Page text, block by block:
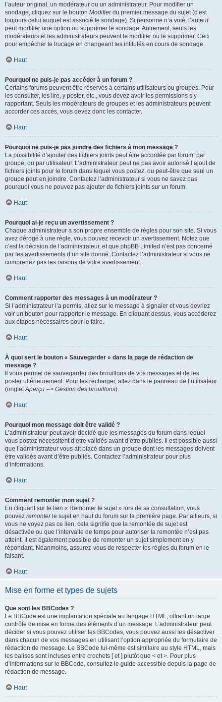
l’auteur original, un modérateur ou un administrateur. Pour modifier un
sondage, cliquez sur le bouton Modifierdu premier message du sujet (c’est
toujours celui auquel est associé le sondage). Si personne n’a voté, l’auteur
peut modifier une option ou supprimer le sondage. Autrement, seuls les
modérateurs et les administrateurs peuvent le modifier ou le supprimer. Ceci
pour empêcher le trucage en changeant les intitulés en cours de sondage.
Haut
Pourquoi ne puis-je pas accéder à un forum ?
Certains forums peuvent être réservés à certains utilisateurs ou groupes. Pour
les consulter, les lire, y poster, etc., vous devez avoir les permissions s’y
rapportant. Seuls les modérateurs de groupes et les administrateurs peuvent
accorder ces accès, vous devez donc les contacter.
Haut
Pourquoi ne puis-je pas joindre des fichiers à mon message ?
La possibilité d’ajouter des fichiers joints peut être accordée par forum, par
groupe, ou par utilisateur. L’administrateur peut ne pas avoir autorisé l’ajout de
fichiers joints pour le forum dans lequel vous postez, ou peut-être que seul un
groupe peut en joindre. Contactez l’administrateur si vous ne savez pas
pourquoi vous ne pouvez pas ajouter de fichiers joints sur un forum.
Haut
Pourquoi ai-je reçu un avertissement ?
Chaque administrateur a son propre ensemble de règles pour son site. Si vous
avez dérogé à une règle, vous pouvez recevoir un avertissement. Notez que
c’est la décision de l’administrateur, et que phpBB Limited n’est pas concerné
par les avertissements d’un site donné. Contactez l’administrateur si vous ne
comprenez pas les raisons de votre avertissement.
Haut
Comment rapporter des messages à un modérateur ?
Si l’administrateur l’a permis, allez sur le message à signaler et vous devriez
voir un bouton pour rapporter le message. En cliquant dessus, vous accéderez
aux étapes nécessaires pour le faire.
Haut
À quoi sert le bouton « Sauvegarder » dans la page de rédaction de
message ?
Il vous permet de sauvegarder des brouillons de vos messages et de les
poster ultérieurement. Pour les recharger, allez dans le panneau de l’utilisateur
(ongletAperçu --> Gestion des brouillons).
Haut
Pourquoi mon message doit être validé ?
L’administrateur peut avoir décidé que les messages du forum dans lequel
vous postez nécessitent d’être validés avant d’être publiés. Il est possible aussi
que l’administrateur vous ait placé dans un groupe dont les messages doivent
être validés avant d’être publiés. Contactez l’administrateur pour plus
d’informations.
Haut
Comment remonter mon sujet ?
En cliquant sur le lien « Remonter le sujet » lors de sa consultation, vous
pouvez remonterle sujet en haut du forum sur la première page. Par ailleurs, si
vous ne voyez pas ce lien, cela signifie que la remontée de sujet est
désactivée ou que l’intervalle de temps pour autoriser la remontée n’est pas
atteint. Il est également possible de remonter un sujet simplement en y
répondant. Néanmoins, assurez-vous de respecter les règles du forum en le
faisant.
Haut
Mise en forme et types de sujets
Que sont les BBCodes ?
Le BBCode est une implantation spéciale au langage HTML, offrant un large
contrôle de mise en forme des éléments d’un message. L’administrateur peut
décider si vous pouvez utiliser les BBCodes, vous pouvez aussi les désactiver
dans chacun de vos messages en utilisant l’option appropriée du formulaire de
rédaction de message. Le BBCode lui-même est similaire au style HTML, mais
les balises sont incluses entre crochets [ et ] plutôt que < et >. Pour plus
d’informations sur le BBCode, consultez le guide accessible depuis la page de
rédaction de message.
Haut